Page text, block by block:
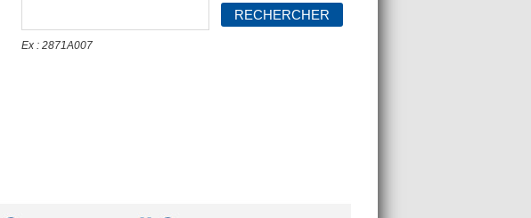
Ex : 2871A007